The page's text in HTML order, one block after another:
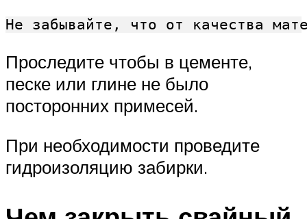
Не забывайте, что от качества
Проследите чтобы в цементе,
песке или глине не было
посторонних примесей.
При необходимости проведите
гидроизоляцию забирки.